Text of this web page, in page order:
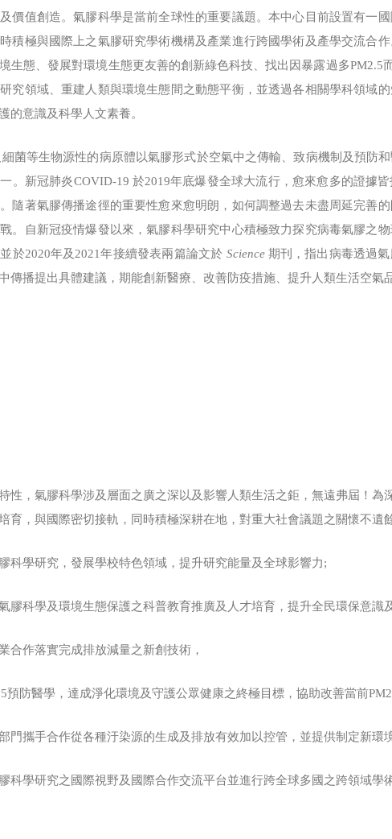
價值創造。氣膠科學是當前全球性的重要議題。本中心目前設置有一
積極與國際上之氣膠研究學術機構及產業進行跨國學術及產學交流合
生態、發展對環境生態更友善的創新綠色科技、找出因暴露過多PM2.5
究領域、重建人類與環境生態間之動態平衡，並透過各相關學科領域
的意識及科學人文素養。
等生物源性的病原體以氣膠形式於空氣中之傳輸、致病機制及預防和
。新冠肺炎COVID-19 於2019年底爆發全球大流行，愈來愈多的證據
隨著氣膠傳播途徑的重要性愈來愈明朗，如何調整過去未盡周延完善
。自新冠疫情爆發以來，氣膠科學研究中心積極致力探究病毒氣膠之
於2020年及2021年接續發表兩篇論文於 Science期刊，指出病毒透過
傳播提出具體建議，期能創新醫療、改善防疫措施、提升人類生活空氣
性，氣膠科學涉及層面之廣之深以及影響人類生活之鉅，無遠弗屆！為
育，與國際密切接軌，同時積極深耕在地，對重大社會議題之關懷不遺
科學研究，發展學校特色領域，提升研究能量及全球影響力;
膠科學及環境生態保護之科普教育推廣及人才培育，提升全民環保意識
合作落實完成排放減量之新創技術，
預防醫學，達成淨化環境及守護公眾健康之終極目標，協助改善當前
門攜手合作從各種汙染源的生成及排放有效加以控管，並提供制定新環
科學研究之國際視野及國際合作交流平台並進行跨全球多國之跨領域學